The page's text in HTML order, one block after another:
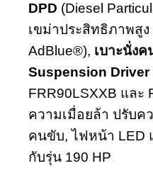
DPD (Diesel
เขม่าประสิทธิภาพสูง
AdBlue®), เบาะนั่ง
Suspension Driver
FRR90LSXXB และ
ความเมื่อยล้า ปรับ
คนขับ, ไฟหน้า LED
กับรุ่น 190 HP